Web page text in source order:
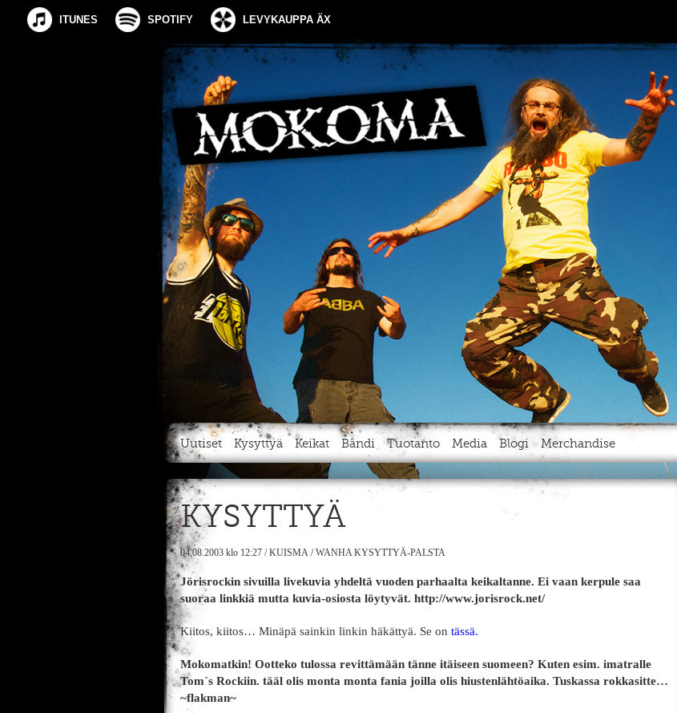
ITUNES SPOTIFY LEVYKAUPPA ÄX
Uutiset Kysyttyä Keikat Bändi Tuotanto Media Blogi Merchandise
KYSYTTYÄ
04.08.2003 klo 12:27 /KUISMA /WANHA KYSYTTYÄ-PALSTA
Jörisrockin sivuilla livekuvia yhdeltä vuoden parhaalta keikaltanne. Ei vaan kerpule saa
suoraa linkkiä mutta kuvia-osiosta löytyvät. http://www.jorisrock.net/
Kiitos, kiitos… Minäpä sainkin linkin häkättyä. Se on tässä.
Mokomatkin! Ootteko tulossa revittämään tänne itäiseen suomeen? Kuten esim. imatralle
Tom´s Rockiin. tääl olis monta monta fania joilla olis hiustenlähtöaika. Tuskassa rokkasitte…
~flakman~